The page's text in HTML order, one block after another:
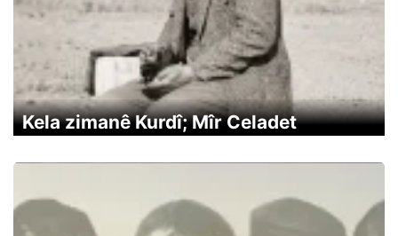
Kela zimanê Kurdî; Mîr Celadet